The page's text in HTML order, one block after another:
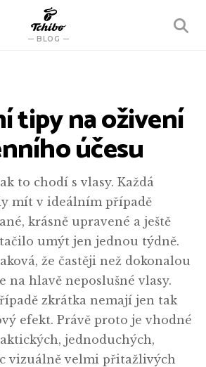
BLOG
VYHLEDÁVÁNÍ
tipy na oživení
účesu
to chodí s vlasy. Každá
mít v ideálním případě
krásně upravené a ještě
umýt jen jednou týdně.
že častěji než dokonalou
na hlavě neposlušné vlasy.
zkrátka nemají jen tak
efekt. Právě proto je vhodné
jednoduchých,
vizuálně velmi přitažlivých